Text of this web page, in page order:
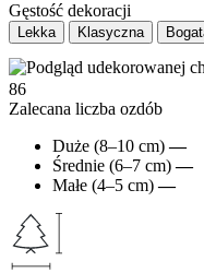
Gęstość dekoracji
Lekka Klasyczna
86
Zalecana liczba ozdób
Duże (8–10 cm) —
Średnie (6–7 cm) —
Małe (4–5 cm) —